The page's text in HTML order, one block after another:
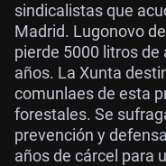
sindicalistas que
Madrid. Lugonovo
pierde 5000 litros de
años. La Xunta
comunlaes de esta
forestales. Se
prevención y
años de cárcel para